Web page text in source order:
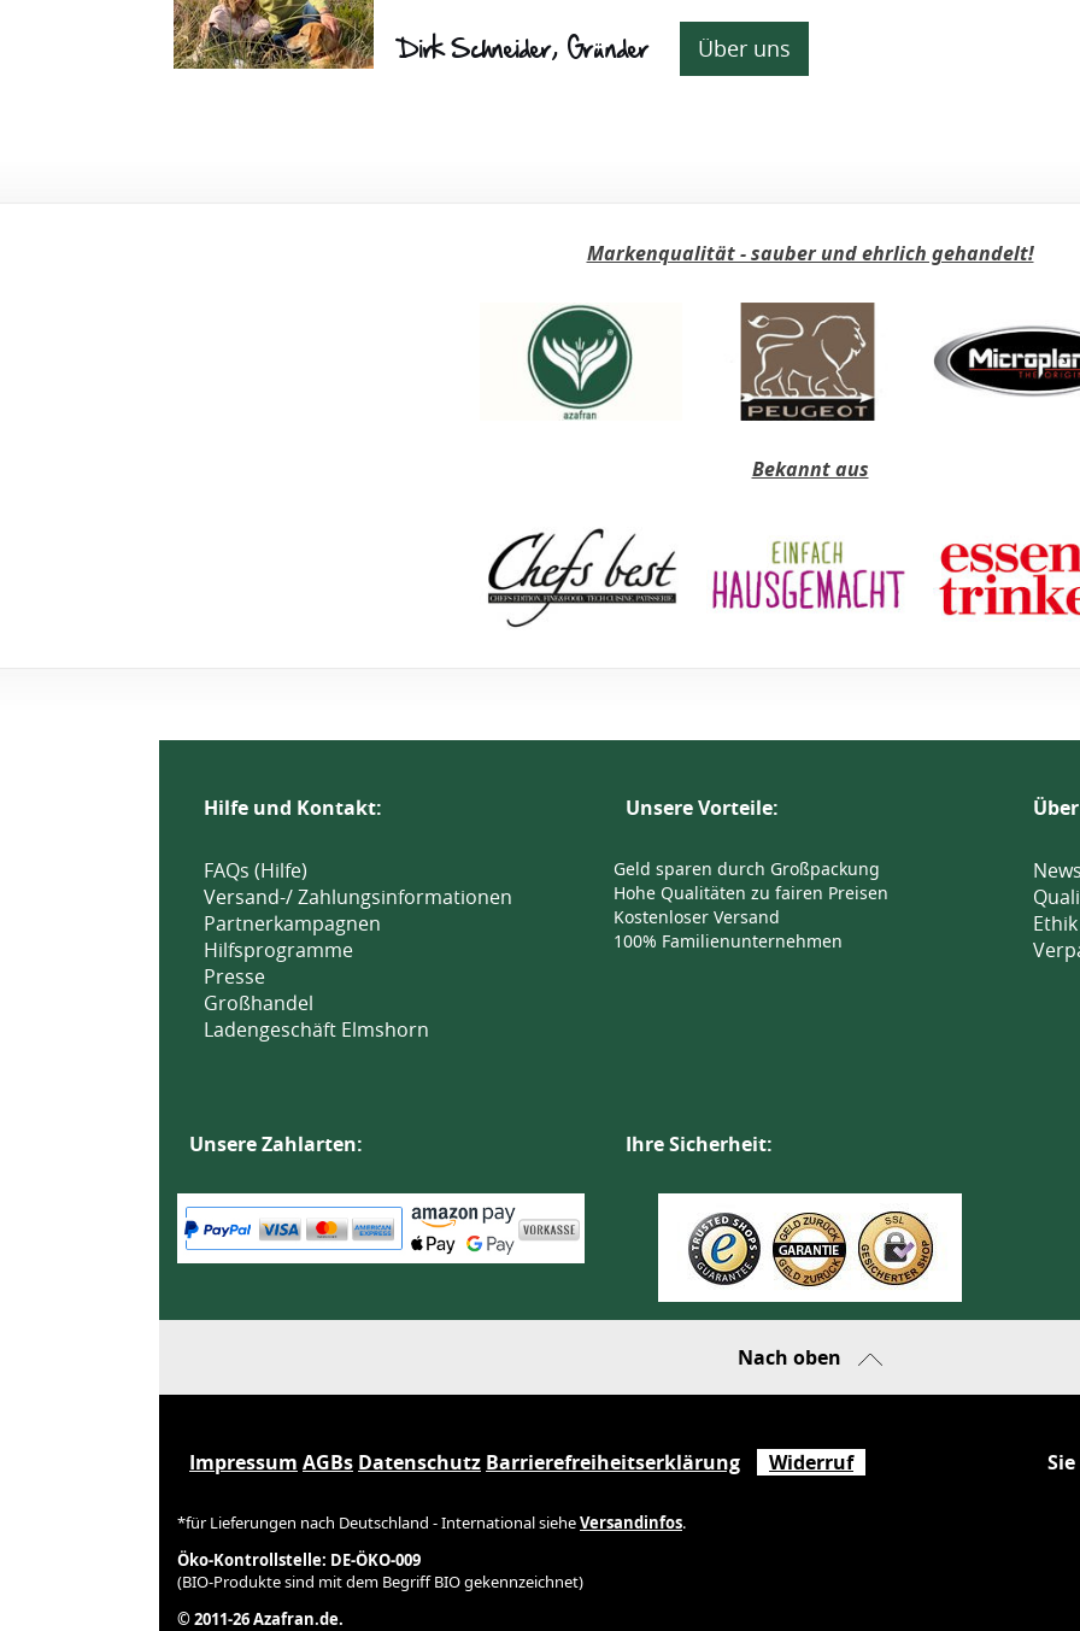
Dirk Schneider, Gründer Über uns
Markenqualität - sauber und ehrlich gehandelt!
Bekannt aus
Hilfe und Kontakt:
FAQs (Hilfe)
Versand-/ Zahlungsinformationen
Partnerkampagnen
Hilfsprogramme
Presse
Großhandel
Ladengeschäft Elmshorn
Unsere Vorteile:
Geld sparen durch Großpackung
Hohe Qualitäten zu fairen Preisen
Kostenloser Versand
100% Familienunternehmen
Ethik
Unsere Zahlarten: Ihre Sicherheit:
Nach oben
Impressum AGBs Datenschutz Barrierefreiheitserklärung Widerruf
*für Lieferungen nach Deutschland - International sieheVersandinfos.
Öko-Kontrollstelle: DE-ÖKO-009
(BIO-Produkte sind mit dem Begriff BIO gekennzeichnet)
© 2011-26 Azafran.de.